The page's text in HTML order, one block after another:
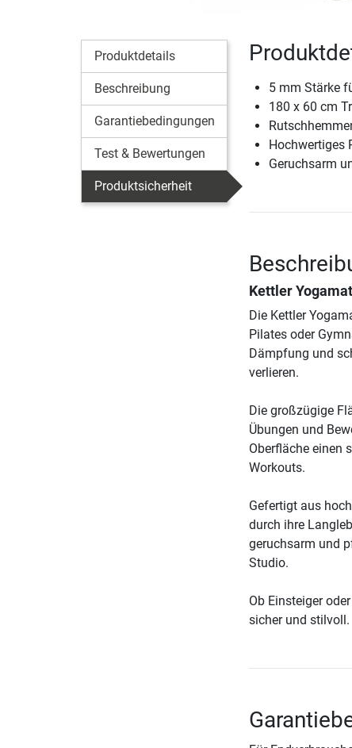
Produktdetails
Beschreibung
Garantiebedingungen
Test & Bewertungen
Produktsicherheit
5 mm Stärke
180 x 60 cm
Hochwertiges
Geruchsarm
Kettler
Die Kettler
Pilates oder
Dämpfung und
verlieren.
Die großzügige
Übungen und
Oberfläche einen
Workouts.
Gefertigt aus
durch ihre
geruchsarm und
Studio.
Ob Einsteiger
sicher und stilvoll.